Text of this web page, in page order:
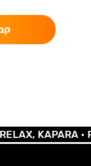
KAPARA •